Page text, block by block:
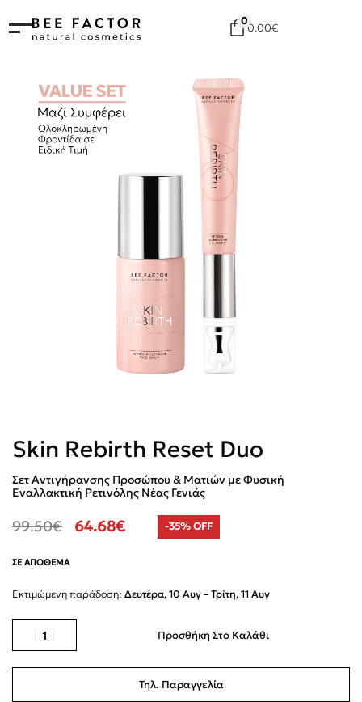
00.00€
Skin Rebirth Reset Duo
Σετ Αντιγήρανσης Προσώπου & Ματιών με Φυσική
Εναλλακτική Ρετινόλης Νέας Γενιάς
99.50€ 64.68€ -35% OFF
ΣΕ ΑΠΌΘΕΜΑ
Εκτιμώμενη παράδοση: Δευτέρα, 10 Αυγ – Τρίτη, 11 Αυγ
Προσθήκη Στο Καλάθι
Τηλ. Παραγγελία